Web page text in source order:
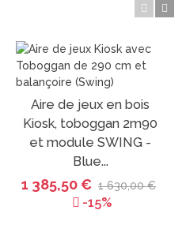
PROMO
Aire de jeux en bois
Kiosk, toboggan 2m90
et module SWING -
Blue...
1 385,50 € 1 630,00 €
-15%